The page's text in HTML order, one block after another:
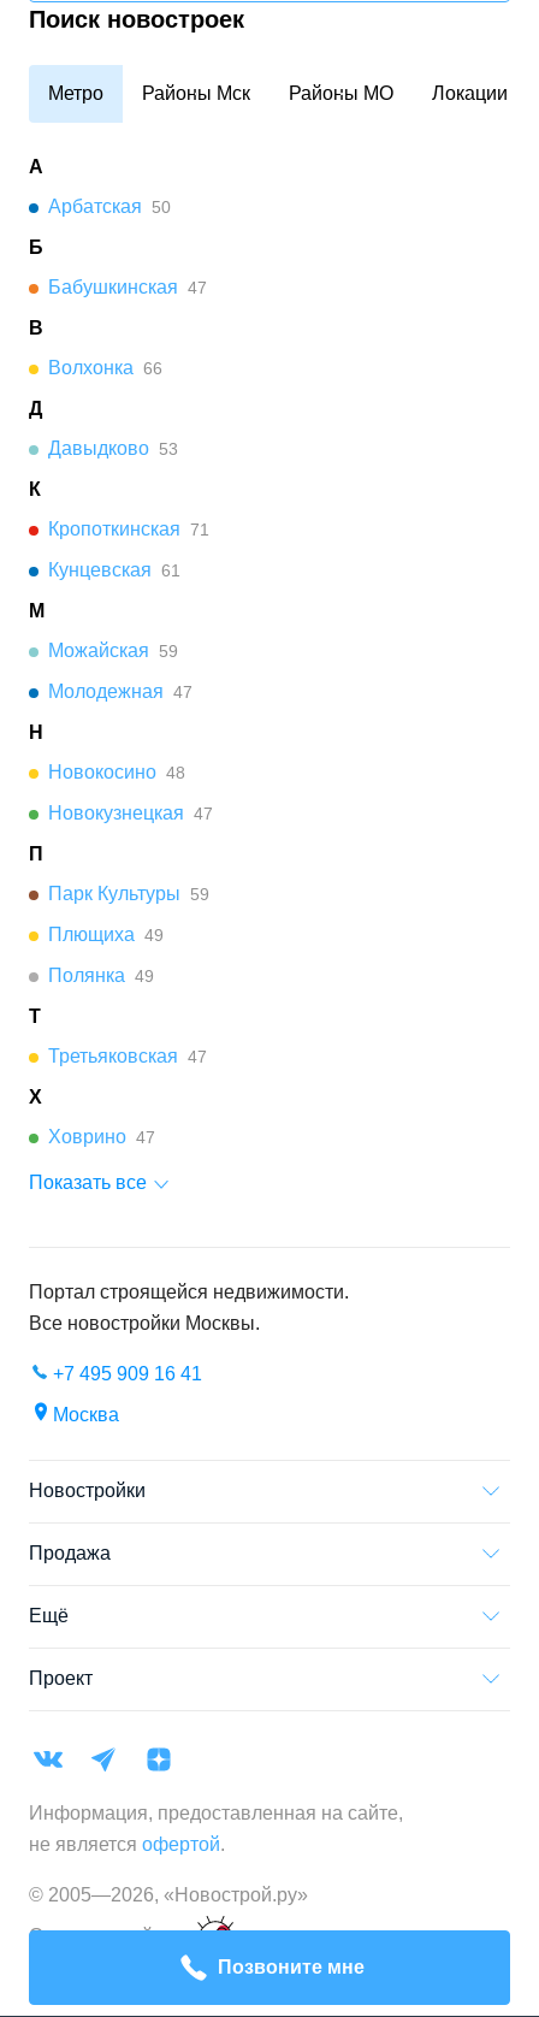
Позвоните мне
Поиск новостроек
Метро Районы Мск Районы МО Локации
А
Арбатская
50
Б
Бабушкинская 47
В
Волхонка 66
Д
Давыдково 53
К
Кропоткинская 71
Кунцевская 61
М
Можайская
59
Молодежная 47
Н
Новокосино 48
Новокузнецкая 47
П
Парк Культуры
59
Плющиха 49
Полянка 49
Т
Третьяковская 47
Х
Ховрино 47
Показать все
Портал строящейся недвижимости.
Все новостройки Москвы.
+7 495 909 16 41
Москва
Новостройки
Продажа
Ещё
Проект
Информация, предоставленная на сайте,
не является офертой.
© 2005—2026, «Новострой.ру»
Создание сайта